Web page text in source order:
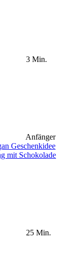
3 Min.
Anfänger
mit Schokolade
25 Min.